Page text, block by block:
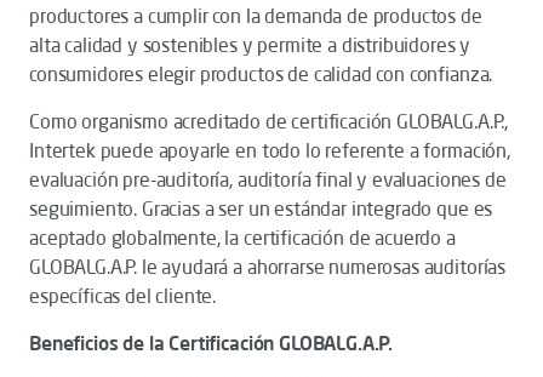
productores a cumplir con la demanda de productos de
alta calidad y sostenibles y permite a distribuidores y
consumidores elegir productos de calidad con confianza.
Como organismo acreditado de certificación GLOBALG.A.P.,
Intertek puede apoyarle en todo lo referente a formación,
evaluación pre-auditoría, auditoría final y evaluaciones de
seguimiento. Gracias a ser un estándar integrado que es
aceptado globalmente, la certificación de acuerdo a
GLOBALG.A.P. le ayudará a ahorrarse numerosas auditorías
específicas del cliente.
Beneficios de la Certificación GLOBALG.A.P.